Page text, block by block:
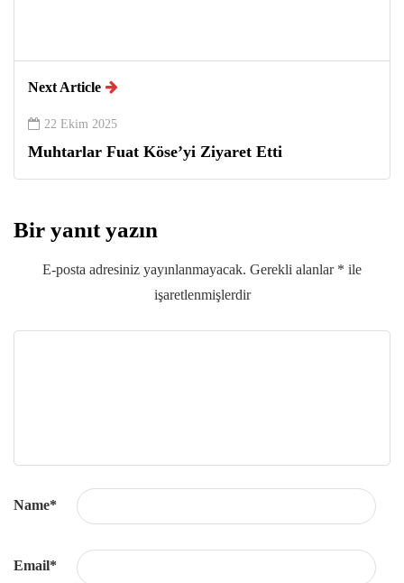
Next Article
22 Ekim 2025
Muhtarlar Fuat Köse’yi Ziyaret Etti
Bir yanıt yazın
E-posta adresiniz yayınlanmayacak. Gerekli alanlar * ile
işaretlenmişlerdir
Name*
Email*